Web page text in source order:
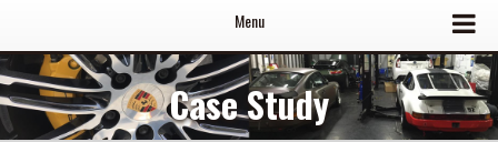
Menu
Case Study